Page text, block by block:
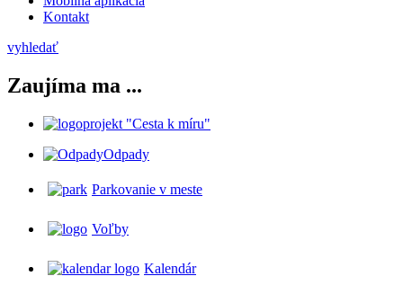
Kontakt
vyhledať
Zaujíma ma ...
projekt "Cesta k míru"
Odpady
Parkovanie v meste
Voľby
Kalendár